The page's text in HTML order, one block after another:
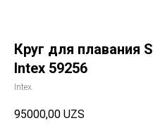
Круг для плавания
Intex 59256
Intex
95000,00 UZS